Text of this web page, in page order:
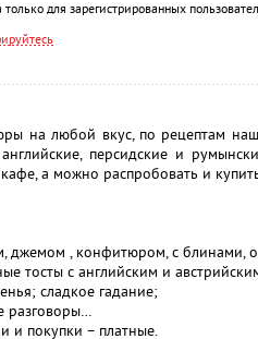
для зарегистрированных
на любой вкус, по рецептам
персидские и
а можно распробовать и
джемом , конфитюром, с блинами,
тосты с английским и
сладкое гадание;
разговоры…
и покупки – платные.